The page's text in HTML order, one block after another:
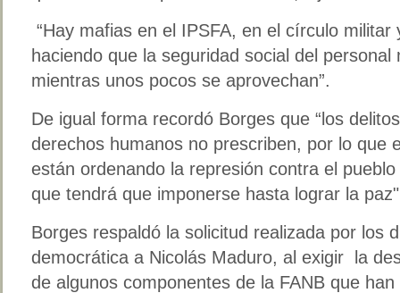
“Hay mafias en el IPSFA, en el círculo
haciendo que la seguridad social del
mientras unos pocos se aprovechan”.
De igual forma recordó Borges que “los
derechos humanos no prescriben, por lo que
están ordenando la represión contra el
que tendrá que imponerse hasta lograr la
Borges respaldó la solicitud realizada por los
democrática a Nicolás Maduro, al exigir la
de algunos componentes de la FANB que